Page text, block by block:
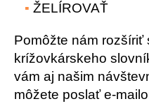
ŽELÍROVAŤ
Pomôžte nám
krížovkárskeho
vám aj našim
môžete poslať e-